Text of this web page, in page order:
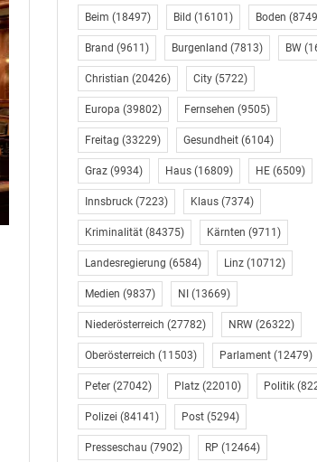
Beim (18497) Bild (16101) Boden
Brand (9611) Burgenland (7813) BW
Christian (20426) City(5722)
Europa (39802) Fernsehen (9505)
Freitag (33229) Gesundheit(6104)
Graz(9934) Haus(16809) HE(6509)
Innsbruck(7223) Klaus(7374)
Kriminalität(84375) Kärnten (9711)
Landesregierung (6584) Linz(10712)
Medien (9837) NI (13669)
Niederösterreich (27782) NRW(26322)
Oberösterreich (11503) Parlament(12479)
Peter(27042) Platz(22010) Politik
Polizei (84141) Post(5294)
Presseschau (7902) RP (12464)